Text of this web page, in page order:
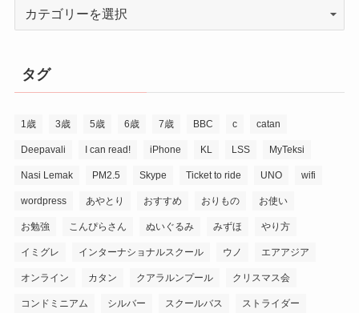
タグ
1歳 3歳 5歳 6歳 7歳 BBC c catan
Deepavali I can read! iPhone KL LSS MyTeksi
Nasi Lemak PM2.5 Skype Ticket to ride UNO wifi
wordpress あやとり おすすめ おりもの お使い
お勉強 こんぴらさん ぬいぐるみ みずほ やり方
イミグレ インターナショナルスクール ウノ エアアジア
オンライン カタン クアラルンプール クリスマス会
コンドミニアム シルバー スクールバス ストライダー